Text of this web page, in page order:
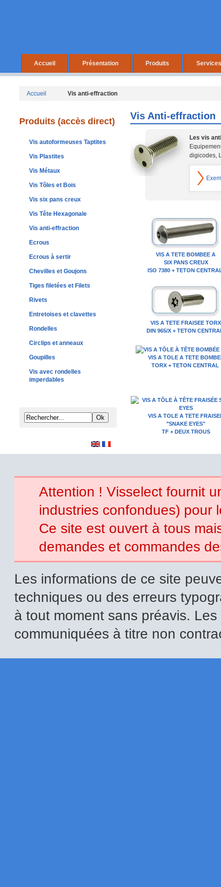
Accueil Présentation Produits Services
Accueil Vis anti-effraction
Produits (accès direct)
Vis autoformeuses Taptites
Vis Plastites
Vis Métaux
Vis Tôles et Bois
Vis six pans creux
Vis Tête Hexagonale
Vis anti-effraction
Ecrous
Ecrous à sertir
Chevilles et Goujons
Tiges filetées et Filets
Rivets
Entretoises et clavettes
Rondelles
Circlips et anneaux
Goupilles
Vis avec rondelles
imperdables
Vis Anti-effraction
Les vis
digicodes,
VIS A TETE BOMBEE A
SIX PANS CREUX
ISO 7380 + TETON
VIS A TETE FRAISEE TORX
DIN 965/X + TETON
VIS A TOLE A TETE
TORX + TETON CENTRAL
VIS A TOLE A TETE
"SNAKE EYES"
TF + DEUX TROUS
Attention ! Visselect fournit
industries confondues) pour
Ce site est ouvert à tous
demandes et commandes
Les informations de ce site
techniques ou des erreurs
à tout moment sans préavis.
communiquées à titre non